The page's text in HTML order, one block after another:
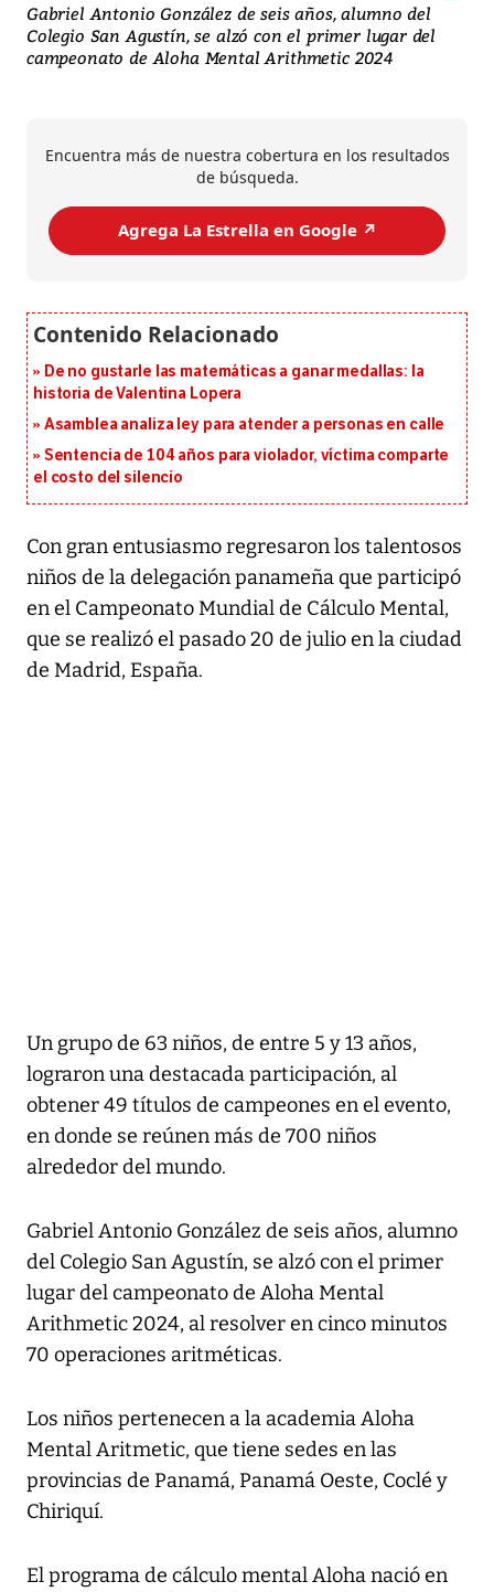
Gabriel Antonio González de seis años, alumno del
Colegio San Agustín, se alzó con el primer lugar del
campeonato de Aloha Mental Arithmetic 2024
Encuentra más de nuestra cobertura en los resultados
de búsqueda.
Agrega La Estrella en Google ↗️
De no gustarle las matemáticas a ganar medallas: la
historia de Valentina Lopera
Asamblea analiza ley para atender a personas en calle
Sentencia de 104 años para violador, víctima comparte
el costo del silencio
Con gran entusiasmo regresaron los talentosos
niños de la delegación panameña que participó
en el Campeonato Mundial de Cálculo Mental,
que se realizó el pasado 20 de julio en la ciudad
de Madrid, España.
Un grupo de 63 niños, de entre 5 y 13 años,
lograron una destacada participación, al
obtener 49 títulos de campeones en el evento,
en donde se reúnen más de 700 niños
alrededor del mundo.
Gabriel Antonio González de seis años, alumno
del Colegio San Agustín, se alzó con el primer
lugar del campeonato de Aloha Mental
Arithmetic 2024, al resolver en cinco minutos
70 operaciones aritméticas.
Los niños pertenecen a la academia Aloha
Mental Aritmetic, que tiene sedes en las
provincias de Panamá, Panamá Oeste, Coclé y
Chiriquí.
El programa de cálculo mental Aloha nació en